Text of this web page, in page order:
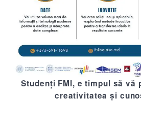
Studenți FMI, e timpul să vă
creativitatea și